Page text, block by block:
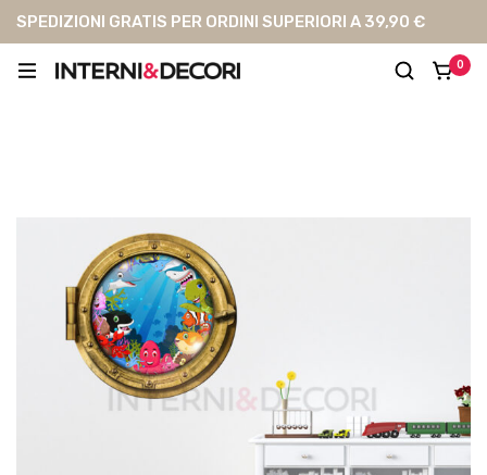
SPEDIZIONI GRATIS PER ORDINI SUPERIORI A 39,90 €
0